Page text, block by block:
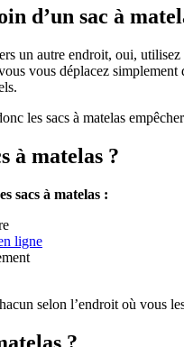
d’un sac à
un autre endroit, oui,
vous déplacez
les sacs à matelas
à matelas ?
sacs à matelas :
ligne
selon l’endroit où vous
?